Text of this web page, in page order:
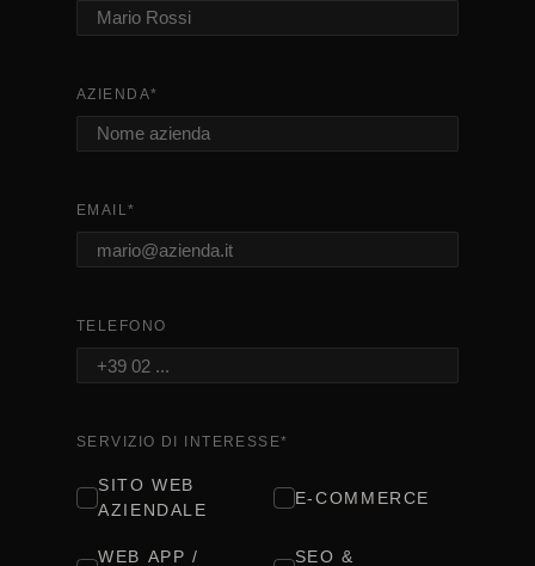
AZIENDA*
EMAIL*
TELEFONO
SERVIZIO DI INTERESSE*
SITO WEB
AZIENDALE
E-COMMERCE
WEB APP / SEO &